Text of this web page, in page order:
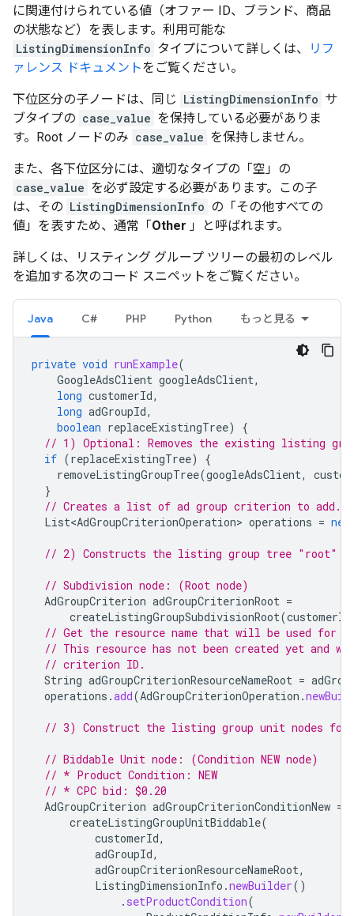
に関連付けられている値（オファー ID、ブランド、商品
の状態など）を表します。利用可能な
ListingDimensionInfo タイプについて詳しくは、
リフ
ァレンス ドキュメントをご覧ください。
下位区分の子ノードは、同じ ListingDimensionInfo サ
ブタイプの case_value を保持している必要がありま
す。Root ノードのみ case_value を保持しません。
また、各下位区分には、適切なタイプの「空」の
case_value を必ず設定する必要があります。この子
は、その ListingDimensionInfo の「その他すべての
値」を表すため、通常「Other 」と呼ばれます。
詳しくは、リスティング グループ ツリーの最初のレベル
を追加する次のコード スニペットをご覧ください。
Java C# PHP Python もっと見る
private void runExample(
GoogleAdsClient googleAdsClient,
long customerId,
long adGroupId,
boolean replaceExistingTree)
{
// 1) Optional: Removes the existing listing
if (replaceExistingTree)
{
removeListingGroupTree(googleAdsClient,
}
// Creates a list of ad group criterion to add.q
List<AdGroupCriterionOperation> operations = new
// 2) Constructs the listing group tree "root"
// Subdivision node: (Root node)
AdGroupCriterion adGroupCriterionRoot =
createListingGroupSubdivisionRoot(customerId
// Get the resource name that will be used for
// This resource has not been created yet and
// criterion ID.
String adGroupCriterionResourceNameRoot =
operations .add(AdGroupCriterionOperation .
// 3) Construct the listing group unit nodes for
// Biddable Unit node: (Condition NEW node)
// * Product Condition: NEW
// * CPC bid: $0.20
AdGroupCriterion adGroupCriterionConditionNew =
createListingGroupUnitBiddable(
customerId,
adGroupId,
adGroupCriterionResourceNameRoot,
ListingDimensionInfo .newBuilder()
. setProductCondition(